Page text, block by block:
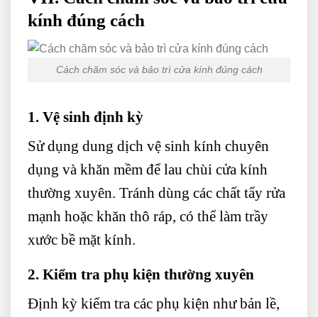
kính đúng cách
Cách chăm sóc và bảo trì cửa kính đúng cách
1. Vệ sinh định kỳ
Sử dụng dung dịch vệ sinh kính chuyên
dụng và khăn mềm để lau chùi cửa kính
thường xuyên. Tránh dùng các chất tẩy rửa
mạnh hoặc khăn thô ráp, có thể làm trầy
xước bề mặt kính.
2. Kiểm tra phụ kiện thường xuyên
Định kỳ kiểm tra các phụ kiện như bản lề,